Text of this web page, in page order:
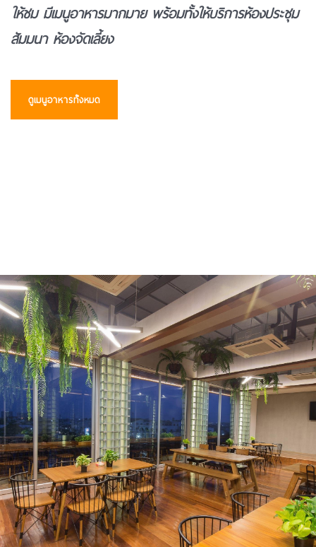
ให้ชม มีเมนูอาหารมากมาย พร้อมทั้งให้บริการห้องประชุม
สัมมนา ห้องจัดเลี้ยง
ดูเมนูอาหารทั้งหมด